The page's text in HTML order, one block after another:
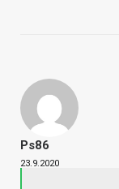
Ps86
23.9.2020